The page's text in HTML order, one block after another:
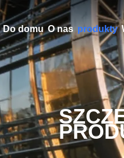
Do domu O nas produkty